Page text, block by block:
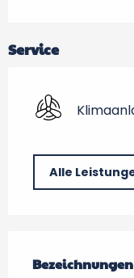
Service
Alle